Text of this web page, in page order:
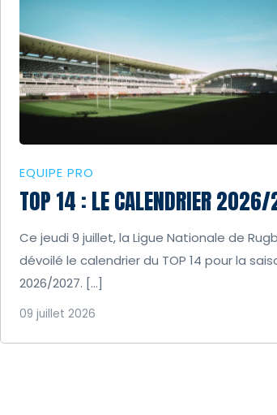
EQUIPE PRO
TOP 14 : LE CALENDRIER
Ce jeudi 9 juillet, la Ligue Nationale de
dévoilé le calendrier du TOP 14 pour la
2026/2027. […]
09 juillet 2026